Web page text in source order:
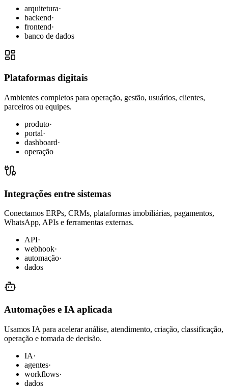
arquitetura·
backend·
frontend·
banco de dados
Plataformas digitais
Ambientes completos para operação, gestão, usuários, clientes,
parceiros ou equipes.
produto·
portal·
dashboard·
operação
Integrações entre sistemas
Conectamos ERPs, CRMs, plataformas imobiliárias, pagamentos,
WhatsApp, APIs e ferramentas externas.
API·
webhook·
automação·
dados
Automações e IA aplicada
Usamos IA para acelerar análise, atendimento, criação, classificação,
operação e tomada de decisão.
IA·
agentes·
workflows·
dados